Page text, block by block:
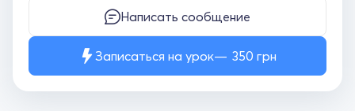
Написать сообщение
Записаться на урок 350 грн